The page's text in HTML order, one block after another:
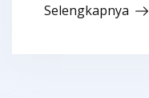
Selengkapnya